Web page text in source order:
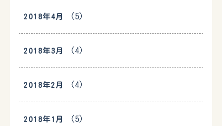
2018年4月 (5)
2018年3月 (4)
2018年2月 (4)
2018年1月 (5)